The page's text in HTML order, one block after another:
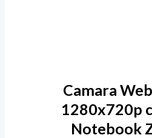
Camara
1280x720p
Notebook